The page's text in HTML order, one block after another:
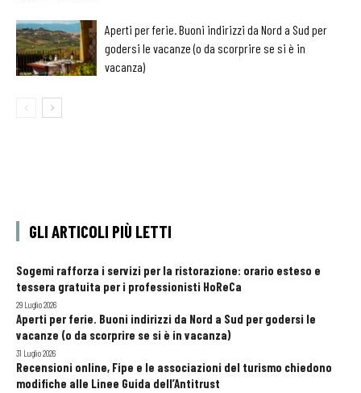
Aperti per ferie. Buoni indirizzi da Nord a Sud per
godersi le vacanze (o da scorprire se si è in
vacanza)
GLI ARTICOLI PIÙ LETTI
Sogemi rafforza i servizi per la ristorazione: orario esteso e
tessera gratuita per i professionisti HoReCa
29 Luglio 2026
Aperti per ferie. Buoni indirizzi da Nord a Sud per godersi le
vacanze (o da scorprire se si è in vacanza)
31 Luglio 2026
Recensioni online, Fipe e le associazioni del turismo chiedono
modifiche alle Linee Guida dell’Antitrust